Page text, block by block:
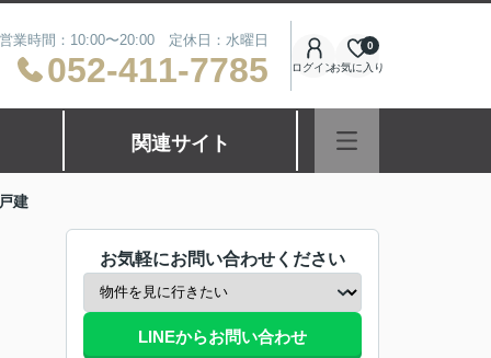
営業時間：10:00〜20:00 定休日：水曜日
052-411-7785 ログインお気に入り
0
関連サイト
建
お気軽にお問い合わせください
LINEからお問い合わせ